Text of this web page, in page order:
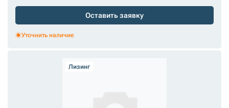
Оставить заявку
Уточнить наличие
Лизинг